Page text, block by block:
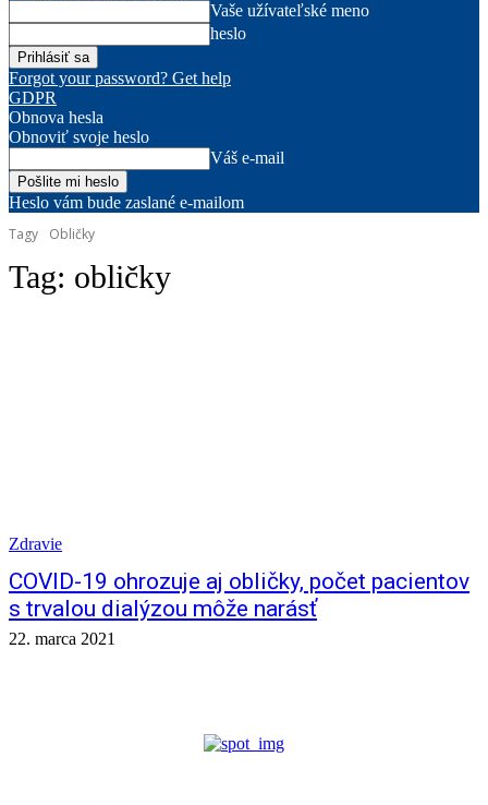
Vaše užívateľské meno
heslo
Forgot your password? Get help
GDPR
Obnova hesla
Obnoviť svoje heslo
Váš e-mail
Heslo vám bude zaslané e-mailom
Tagy
Obličky
Tag: obličky
Zdravie
COVID-19 ohrozuje aj obličky, počet pacientov
s trvalou dialýzou môže narásť
22. marca 2021